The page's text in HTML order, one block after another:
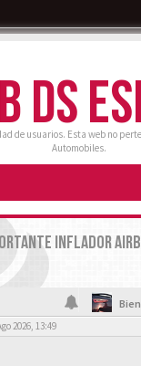
DS
de usuarios. Esta web no
Automobiles.
INFLADOR
2026, 13:49